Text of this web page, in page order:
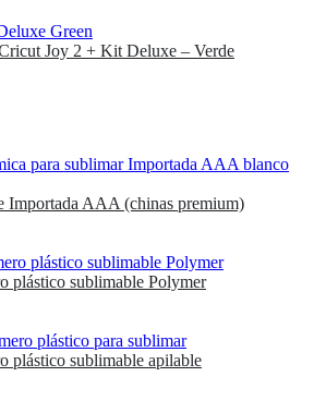
Joy 2 + Kit Deluxe – Verde
Importada AAA (chinas premium)
plástico sublimable Polymer
plástico sublimable apilable